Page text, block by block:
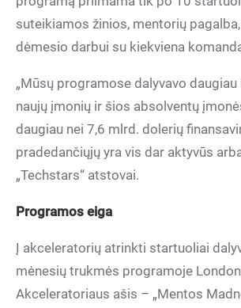
suteikiamos žinios, mentorių
dėmesio darbui su kiekviena
„Mūsų programose dalyvavo
naujų įmonių ir šios absolventų
daugiau nei 7,6 mlrd. dolerių
pradedančiųjų yra vis dar aktyvūs
„Techstars“ atstovai.
Programos eiga
Į akceleratorių atrinkti startuoliai
mėnesių trukmės programoje
Akceleratoriaus ašis – „Mentos